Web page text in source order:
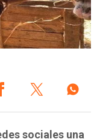
sociales una